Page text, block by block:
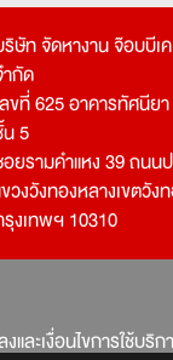
หางาน รับโทรศั
หางาน ประสาน
หางาน จองตั๋ว
หางาน กุ๊ก
หางาน นักศึกษา
หางาน Mobile
Developer
บริการสรรหาพ
ษัท จัดหางาน จ๊อบบีเ
กัด
ขที่ 625 อาคารทัศนีย
5
ยรามคำแหง 39 ถนน
วงวังทองหลางเขตวัง
งเทพฯ 10310
และเงื่อนไขการใช้บริ